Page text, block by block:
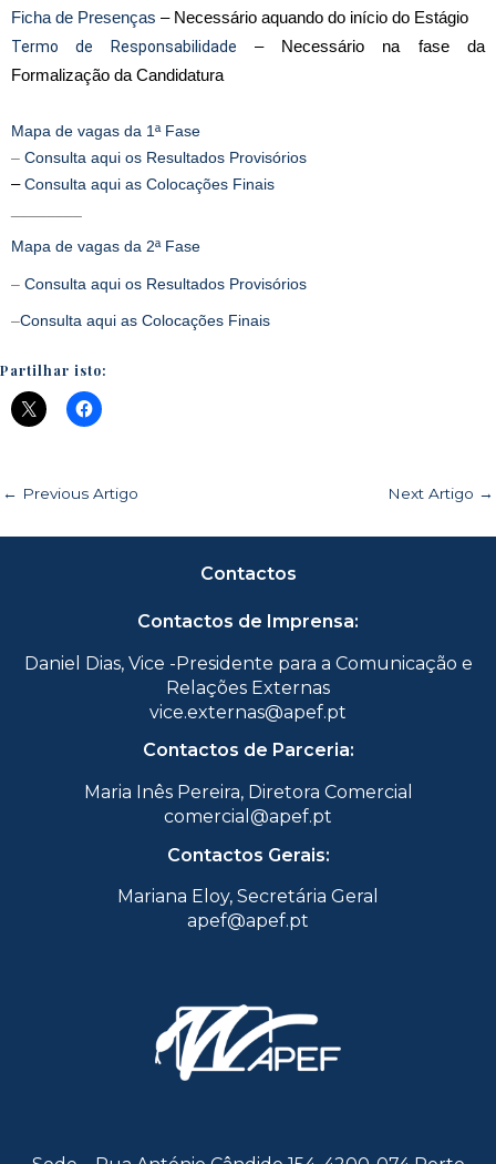
Ficha de Presenças – Necessário aquando do início do Estágio
Termo de Responsabilidade – Necessário na fase da
Formalização da Candidatura
Mapa de vagas da 1ª Fase
– Consulta aqui os Resultados Provisórios
– Consulta aqui as Colocações Finais
Mapa de vagas da 2ª Fase
– Consulta aqui os Resultados Provisórios
–Consulta aqui as Colocações Finais
Partilhar isto:
← Previous Artigo Next Artigo →
Contactos
Contactos de Imprensa:
Daniel Dias, Vice -Presidente para a Comunicação e
Relações Externas
vice.externas@apef.pt
Contactos de Parceria:
Maria Inês Pereira, Diretora Comercial
comercial@apef.pt
Contactos Gerais:
Mariana Eloy, Secretária Geral
apef@apef.pt